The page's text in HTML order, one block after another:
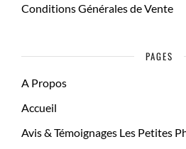
Conditions Générales de Vente
PAGES
A Propos
Accueil
Avis & Témoignages Les Petites